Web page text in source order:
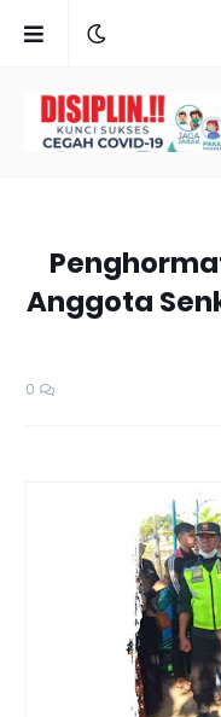
Anggota
0